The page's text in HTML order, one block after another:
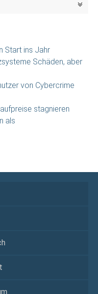
Start ins Jahr
Schäden, aber
von Cybercrime
stagnieren
als